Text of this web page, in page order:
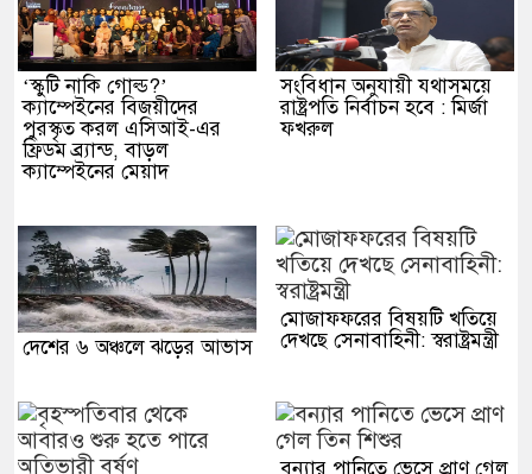
‘স্কুটি নাকি গোল্ড?’
ক্যাম্পেইনের বিজয়ীদের
পুরস্কৃত করল এসিআই-এর
ফ্রিডম ব্র্যান্ড, বাড়ল
ক্যাম্পেইনের মেয়াদ
সংবিধান অনুযায়ী যথাসময়ে
রাষ্ট্রপতি নির্বাচন হবে : মির্জা
ফখরুল
দেশের ৬ অঞ্চলে ঝড়ের আভাস
মোজাফফরের বিষয়টি খতিয়ে
দেখছে সেনাবাহিনী: স্বরাষ্ট্রমন্ত্রী
বন্যার পানিতে ভেসে প্রাণ গেল